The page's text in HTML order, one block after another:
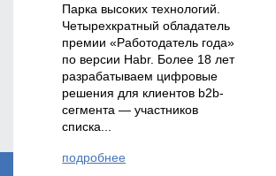
Парка высоких технологий.
Четырехкратный обладатель
премии «Работодатель года»
по версии Habr. Более 18 лет
разрабатываем цифровые
решения для клиентов b2b-
сегмента — участников
списка...
подробнее